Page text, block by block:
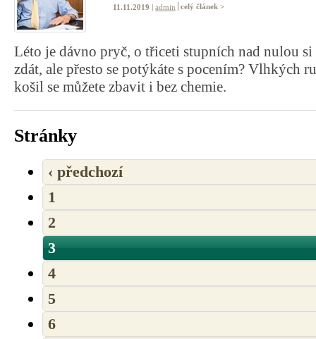
11.11.2019 | admin celý článek >
Léto je dávno pryč, o třiceti stupních nad nulou si
zdát, ale přesto se potýkáte s pocením? Vlhkých
košil se můžete zbavit i bez chemie.
Stránky
‹ předchozí
1
2
3
4
5
6